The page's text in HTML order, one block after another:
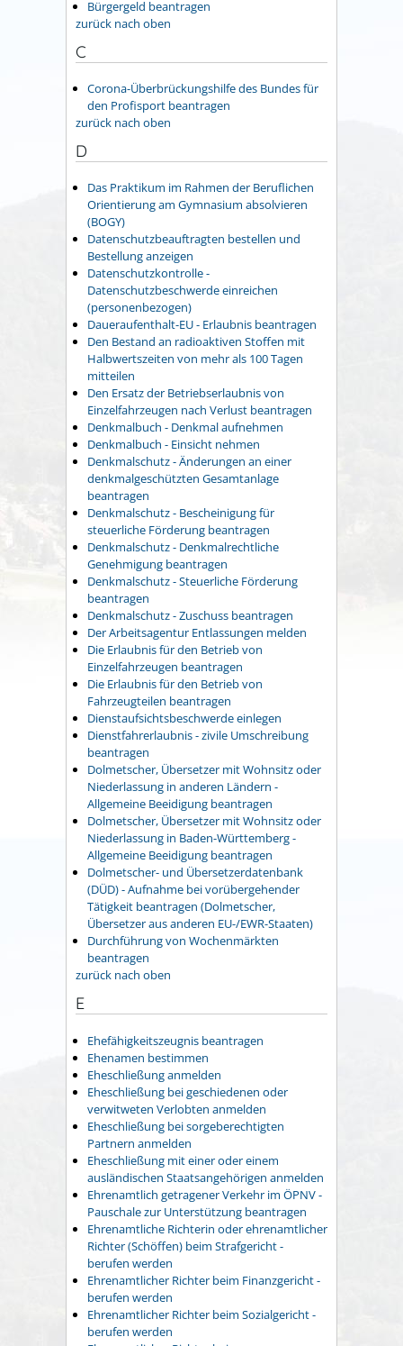
Bürgergeld beantragen
zurück nach oben
C
Corona-Überbrückungshilfe des Bundes für
den Profisport beantragen
zurück nach oben
D
Das Praktikum im Rahmen der Beruflichen
Orientierung am Gymnasium absolvieren
(BOGY)
Datenschutzbeauftragten bestellen und
Bestellung anzeigen
Datenschutzkontrolle -
Datenschutzbeschwerde einreichen
(personenbezogen)
Daueraufenthalt-EU - Erlaubnis beantragen
Den Bestand an radioaktiven Stoffen mit
Halbwertszeiten von mehr als 100 Tagen
mitteilen
Den Ersatz der Betriebserlaubnis von
Einzelfahrzeugen nach Verlust beantragen
Denkmalbuch - Denkmal aufnehmen
Denkmalbuch - Einsicht nehmen
Denkmalschutz - Änderungen an einer
denkmalgeschützten Gesamtanlage
beantragen
Denkmalschutz - Bescheinigung für
steuerliche Förderung beantragen
Denkmalschutz - Denkmalrechtliche
Genehmigung beantragen
Denkmalschutz - Steuerliche Förderung
beantragen
Denkmalschutz - Zuschuss beantragen
Der Arbeitsagentur Entlassungen melden
Die Erlaubnis für den Betrieb von
Einzelfahrzeugen beantragen
Die Erlaubnis für den Betrieb von
Fahrzeugteilen beantragen
Dienstaufsichtsbeschwerde einlegen
Dienstfahrerlaubnis - zivile Umschreibung
beantragen
Dolmetscher, Übersetzer mit Wohnsitz oder
Niederlassung in anderen Ländern -
Allgemeine Beeidigung beantragen
Dolmetscher, Übersetzer mit Wohnsitz oder
Niederlassung in Baden-Württemberg -
Allgemeine Beeidigung beantragen
Dolmetscher- und Übersetzerdatenbank
(DÜD) - Aufnahme bei vorübergehender
Tätigkeit beantragen (Dolmetscher,
Übersetzer aus anderen EU-/EWR-Staaten)
Durchführung von Wochenmärkten
beantragen
zurück nach oben
E
Ehefähigkeitszeugnis beantragen
Ehenamen bestimmen
Eheschließung anmelden
Eheschließung bei geschiedenen oder
verwitweten Verlobten anmelden
Eheschließung bei sorgeberechtigten
Partnern anmelden
Eheschließung mit einer oder einem
ausländischen Staatsangehörigen anmelden
Ehrenamtlich getragener Verkehr im ÖPNV -
Pauschale zur Unterstützung beantragen
Ehrenamtliche Richterin oder ehrenamtlicher
Richter (Schöffen) beim Strafgericht -
berufen werden
Ehrenamtlicher Richter beim Finanzgericht -
berufen werden
Ehrenamtlicher Richter beim Sozialgericht -
berufen werden